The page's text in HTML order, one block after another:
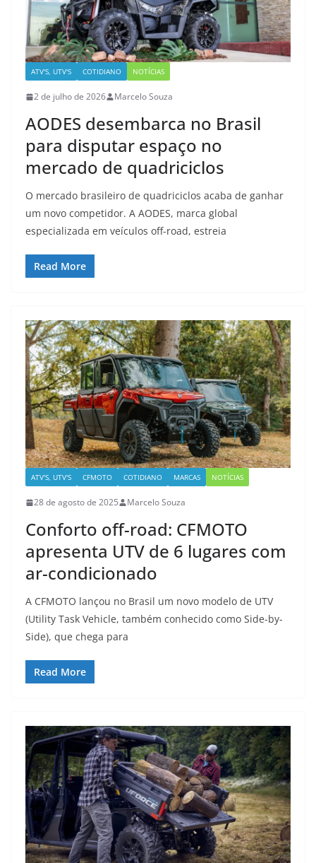
ATV'S, UTV'S COTIDIANO NOTÍCIAS
2 de julho de 2026 Marcelo Souza
AODES desembarca no Brasil
para disputar espaço no
mercado de quadriciclos
O mercado brasileiro de quadriciclos acaba de ganhar
um novo competidor. A AODES, marca global
especializada em veículos off-road, estreia
Read More
ATV'S, UTV'S CFMOTO COTIDIANO MARCAS NOTÍCIAS
28 de agosto de 2025 Marcelo Souza
Conforto off-road: CFMOTO
apresenta UTV de 6 lugares com
ar-condicionado
A CFMOTO lançou no Brasil um novo modelo de UTV
(Utility Task Vehicle, também conhecido como Side-by-
Side), que chega para
Read More